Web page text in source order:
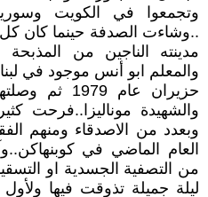
وتجمعوا في الكويت
..وشاءت الصدفة حينما كان
مدينته الناجين من
والمعلم ابو أنس موجود في
حزيران عام
والشهيدة موناليزا..فرحت
وبعدد من الاصدقاء ومنهم
العام الماضي في
من التصفية الجسدية او
ليلة جميلة تذوقت فيها